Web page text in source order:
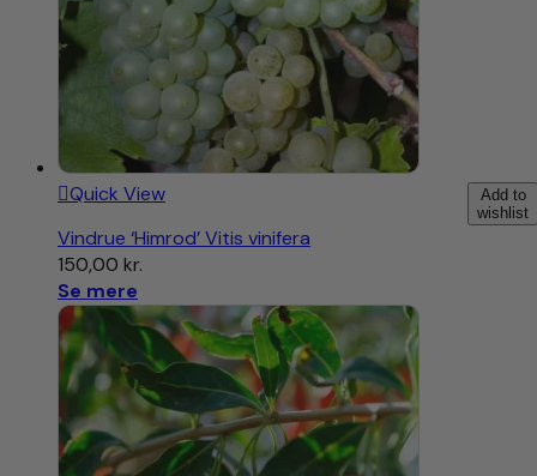
Add to
wishlist
Quick View
Vindrue ‘Himrod’ Vitis vinifera
150,00 kr.
Se mere